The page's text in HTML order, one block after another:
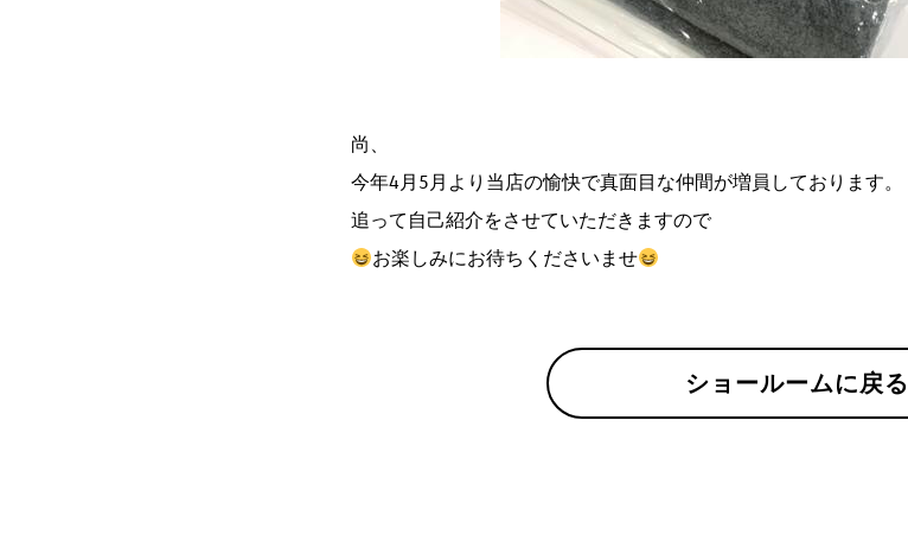
尚、
今年4月5月より当店の愉快で真面目な仲間が増員しております。
追って自己紹介をさせていただきますので
お楽しみにお待ちくださいませ
ショールームに戻る